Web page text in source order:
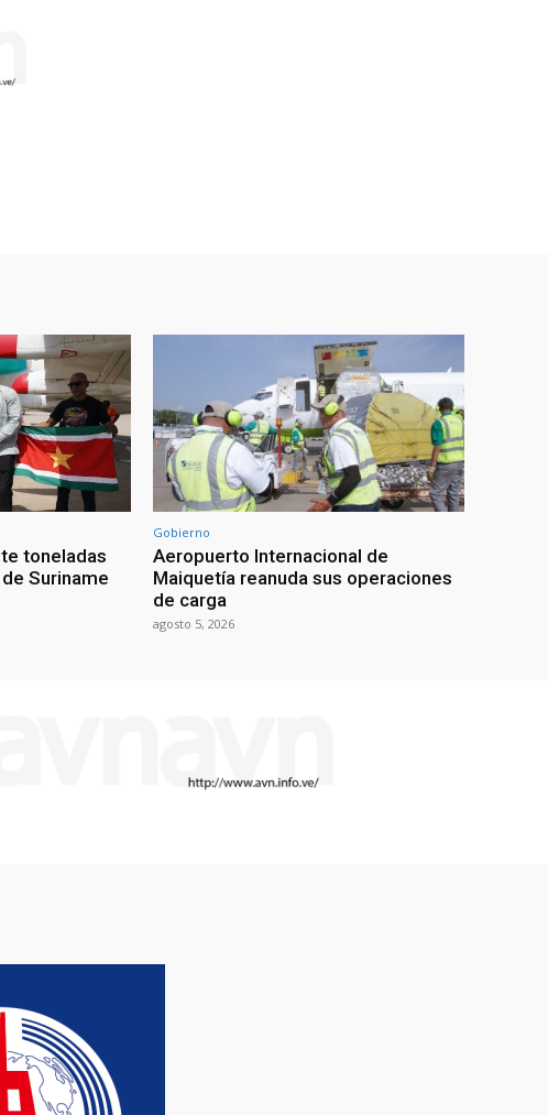
toneladas
Suriname
Gobierno
Aeropuerto Internacional de
Maiquetía reanuda sus operaciones
de carga
agosto 5, 2026